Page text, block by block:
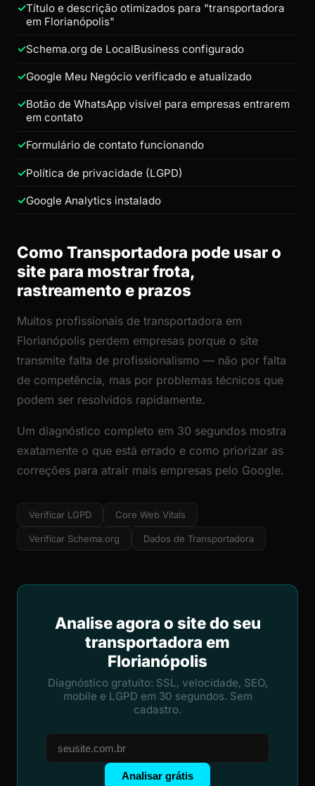
Título e descrição otimizados para "transportadora
em Florianópolis"
Schema.org de LocalBusiness configurado
Google Meu Negócio verificado e atualizado
Botão de WhatsApp visível para empresas entrarem
em contato
Formulário de contato funcionando
Política de privacidade (LGPD)
Google Analytics instalado
Como Transportadora pode usar o
site para mostrar frota,
rastreamento e prazos
Muitos profissionais de transportadora em
Florianópolis perdem empresas porque o site
transmite falta de profissionalismo — não por falta
de competência, mas por problemas técnicos que
podem ser resolvidos rapidamente.
Um diagnóstico completo em 30 segundos mostra
exatamente o que está errado e como priorizar as
correções para atrair mais empresas pelo Google.
Verificar LGPD Core Web Vitals
Verificar Schema.org Dados de Transportadora
Analise agora o site do seu
transportadora em
Florianópolis
Diagnóstico gratuito: SSL, velocidade, SEO,
mobile e LGPD em 30 segundos. Sem
cadastro.
Analisar grátis